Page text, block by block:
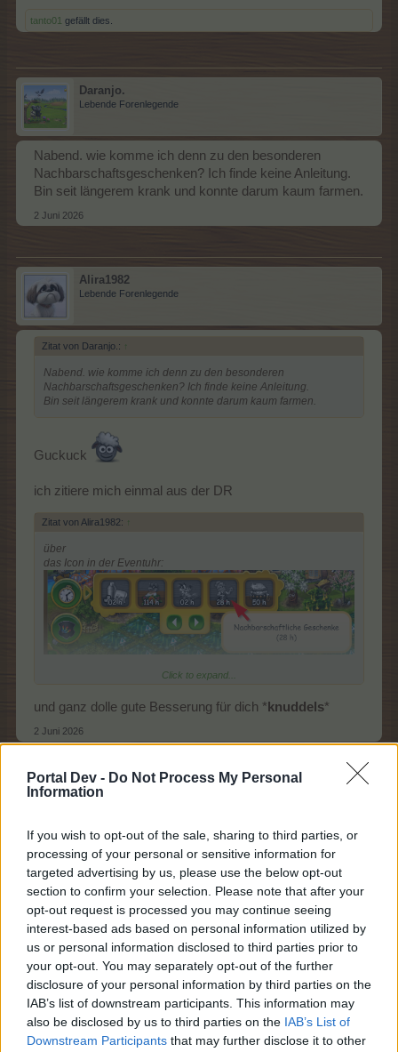
Portal Dev - Do Not Process My Personal
Information
If you wish to opt-out of the sale, sharing to third parties, or
processing of your personal or sensitive information for
targeted advertising by us, please use the below opt-out
section to confirm your selection. Please note that after your
opt-out request is processed you may continue seeing
interest-based ads based on personal information utilized by
us or personal information disclosed to third parties prior to
your opt-out. You may separately opt-out of the further
disclosure of your personal information by third parties on the
IAB’s list of downstream participants. This information may
also be disclosed by us to third parties on the IAB’s List of
Downstream Participants that may further disclose it to other
tanto01 gefällt dies.
Daranjo.
Lebende Forenlegende
Nabend. wie komme ich denn zu den besonderen
Nachbarschaftsgeschenken? Ich finde keine Anleitung.
Bin seit längerem krank und konnte darum kaum farmen.
2 Juni 2026
Alira1982
Lebende Forenlegende
Zitat von Daranjo.: ↑
Nabend. wie komme ich denn zu den besonderen
Nachbarschaftsgeschenken? Ich finde keine Anleitung.
Bin seit längerem krank und konnte darum kaum farmen.
Guckuck
ich zitiere mich einmal aus der DR
Zitat von Alira1982: ↑
über
das Icon in der Eventuhr:
oder dem "Los geht's" auf der Newsseite:
Click to expand...
und ganz dolle gute Besserung für dich * knuddels*
2 Juni 2026
Daranjo.
Danke. ich habs gefunden *reknuddels
Alira1982 gefällt dies.
Ricky1966
Allwissendes Orakel